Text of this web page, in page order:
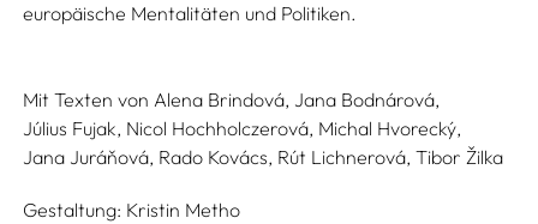
europäische Mentalitäten und Politiken.
Mit Texten von Alena Brindová, Jana Bodnárová,
Július Fujak, Nicol Hochholczerová, Michal Hvorecký,
Jana Juráňová, Rado Kovács, Rút Lichnerová, Tibor Žilka
Gestaltung: Kristin Metho